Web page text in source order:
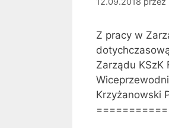
Z pracy w
Zarządu KSzK
Krzyżanowski